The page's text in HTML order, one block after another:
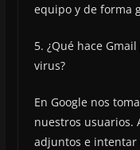
equipo y de forma
5. ¿Qué hace
virus?
En Google nos
nuestros usuarios.
adjuntos e